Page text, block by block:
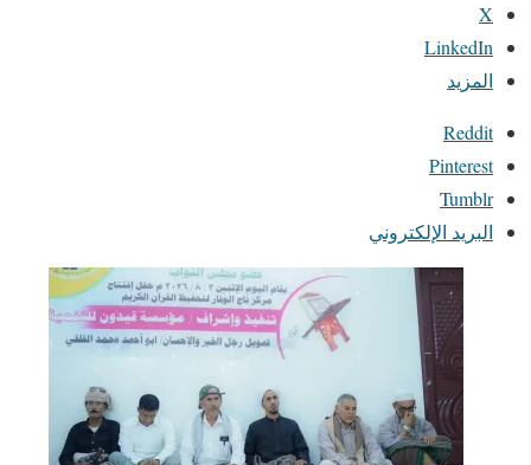
X
LinkedIn
المزيد
Reddit
Pinterest
Tumblr
البريد الإلكتروني